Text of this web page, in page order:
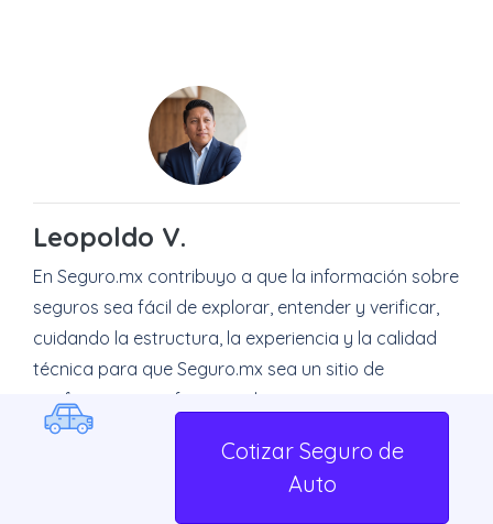
Leopoldo V.
En Seguro.mx contribuyo a que la información sobre
seguros sea fácil de explorar, entender y verificar,
cuidando la estructura, la experiencia y la calidad
técnica para que Seguro.mx sea un sitio de
confianza: una referencia clara, vigente y
especializada en servicios financieros.
Cotizar Seguro de
Auto